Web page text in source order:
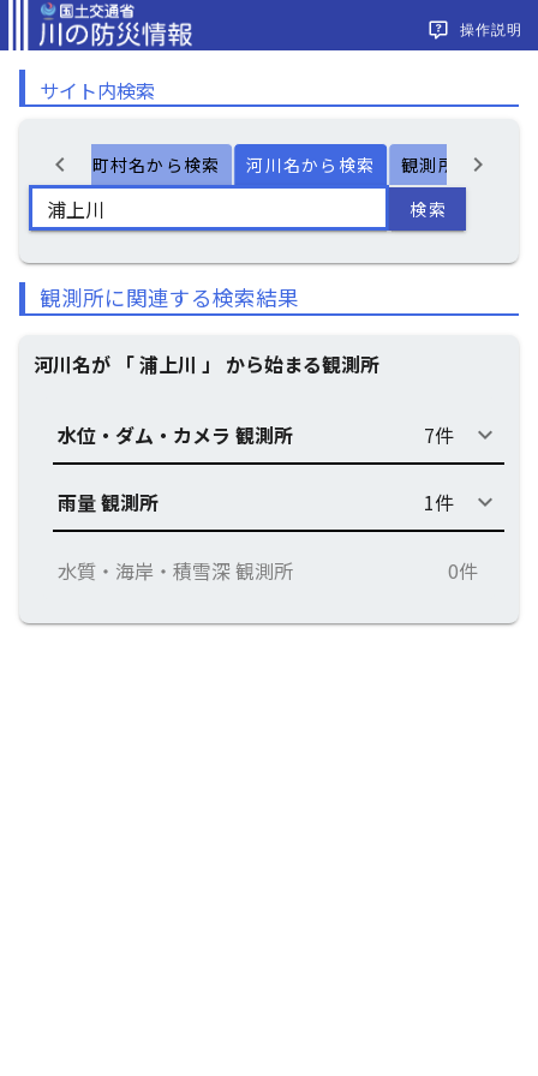
操作説明
サイト内検索
chevron_left 市町村名から検索 河川名から検索 観測所名から検
chevron_right
検索
観測所に関連する検索結果
河川名が 「 浦上川 」 から始まる観測所
水位・ダム・カメラ 観測所 7件 keyboard_arrow_down
雨量 観測所 1件 keyboard_arrow_down
水質・海岸・積雪深 観測所 0件